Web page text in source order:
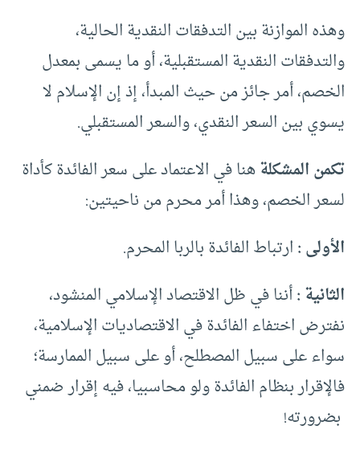
وهذه الموازنة بين التدفقات النقدية الحالية،
والتدفقات النقدية المستقبلية، أو ما يسمى بمعدل
الخصم، أمر جائز من حيث المبدأ، إذ إن الإسلام لا
يسوي بين السعر النقدي، والسعر المستقبلي.
تكمن المشكلةهنا في الاعتماد على سعر الفائدة كأداة
لسعر الخصم، وهذا أمر محرم من ناحيتين:
الأولى :ارتباط الفائدة بالربا المحرم.
الثانية :أننا في ظل الاقتصاد الإسلامي المنشود،
نفترض اختفاء الفائدة في الاقتصاديات الإسلامية،
سواء على سبيل المصطلح، أو على سبيل الممارسة؛
فالإقرار بنظام الفائدة ولو محاسبيا، فيه إقرار ضمني
بضرورته!